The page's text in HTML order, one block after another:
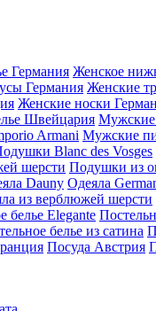
Германия Женское
Германия Женские
Женские носки
Швейцария Мужские
Armani Мужские
Blanc des Vosges
шерсти Подушки из
Dauny Одеяла
из верблюжей шерсти
белье Elegante
белье из сатина
Посуда Австрия